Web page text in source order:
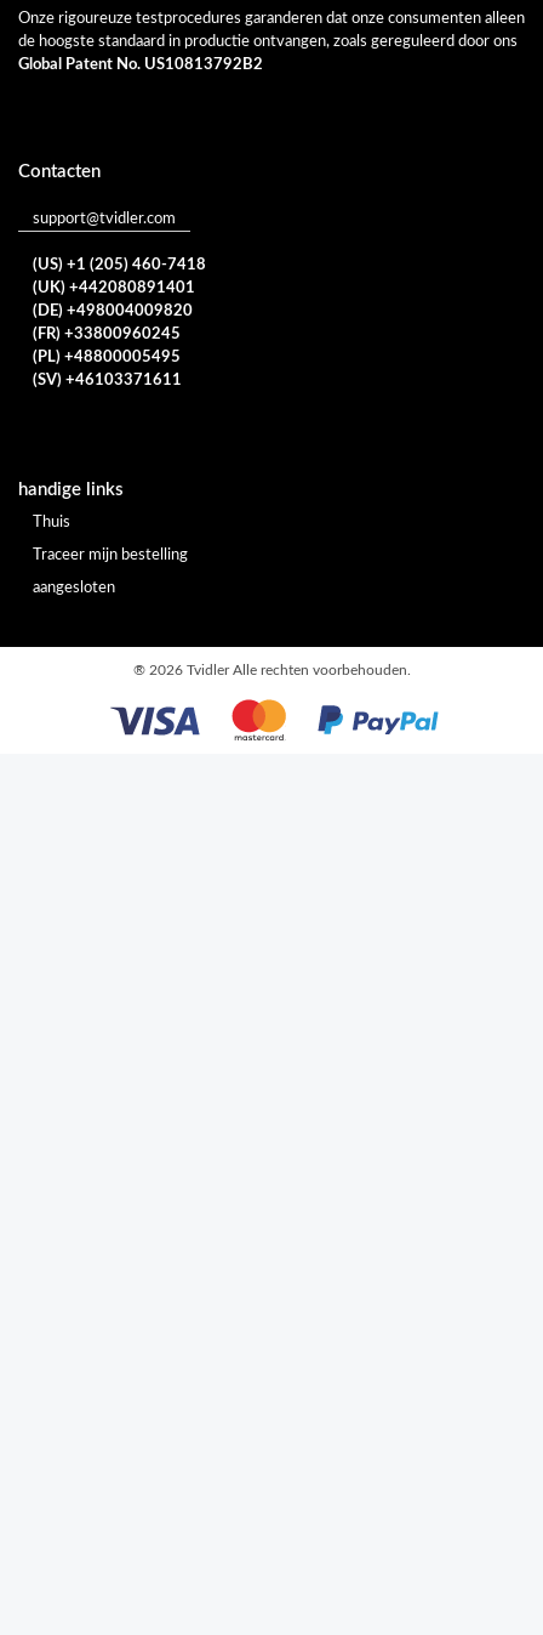
Onze rigoureuze testprocedures garanderen dat onze consumenten alleen
de hoogste standaard in productie ontvangen, zoals gereguleerd door ons
Global Patent No. US10813792B2
Contacten
support@tvidler.com
(US) +1 (205) 460-7418
(UK) +442080891401
(DE) +498004009820
(FR) +33800960245
(PL) +48800005495
(SV) +46103371611
handige links
Thuis
Traceer mijn bestelling
aangesloten
® 2026 Tvidler Alle rechten voorbehouden.